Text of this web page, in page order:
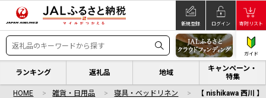
新規登録 ログイン 寄附リスト
ガイド
ランキング 返礼品 地域
キャンペーン・
特集
HOME 雑貨・日用品 寝具・ベッドリネン
【 nishikawa 西川